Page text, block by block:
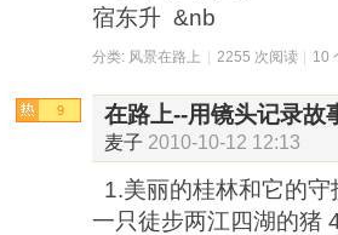
宿东升 &nb
分类: 风景在路上 2255 次阅读 10
9 在路上--用镜头记录故
麦子 2010-10-12 12:13
1.美丽的桂林和它的
一只徒步两江四湖的猪